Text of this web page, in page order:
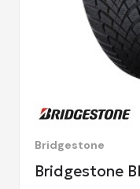
Bridgestone
Bridgestone